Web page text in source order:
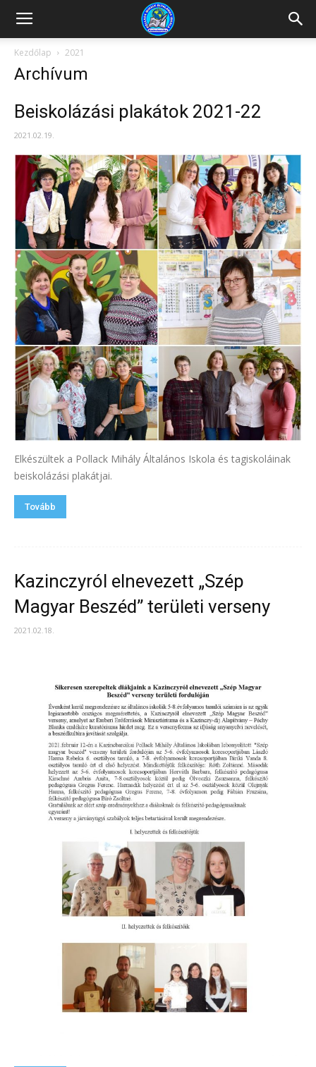
Kazincbarcikai
Pollack
Mihály
Általános
Iskola
Kezdőlap 2021
Archívum
Beiskolázási plakátok 2021-22
2021.02.19.
Elkészültek a Pollack Mihály Általános Iskola és tagiskoláinak
beiskolázási plakátjai.
Tovább
Kazinczyról elnevezett „Szép
Magyar Beszéd” területi verseny
2021.02.18.